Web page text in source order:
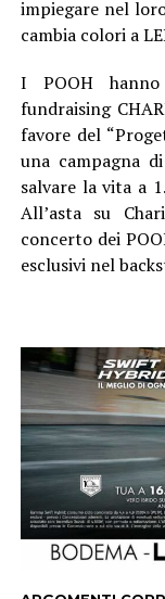
impiegare nel
cambia colori a
I POOH
fundraising
favore del
una campagna
salvare la vita a
All’asta su
concerto dei
esclusivi nel